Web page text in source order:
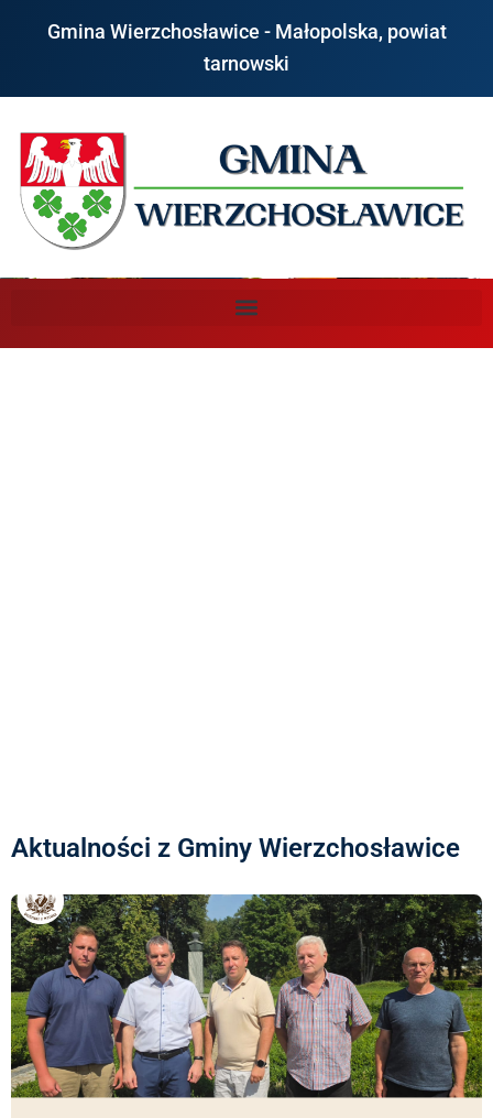
treściGmina Wierzchosławice - Małopolska, powiat
tarnowski
Aktualności z Gminy Wierzchosławice